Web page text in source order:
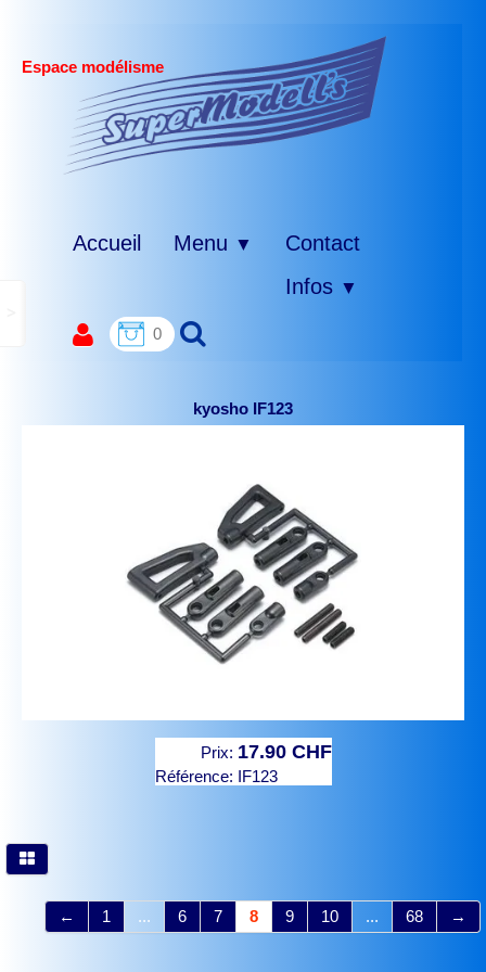
Espace modélisme
Accueil Menu ▼
Contact
Infos ▼
0
kyosho IF123
Prix: 17.90 CHF
Référence: IF123
← 1 ... 6 7 8 9 10 ... 68 →